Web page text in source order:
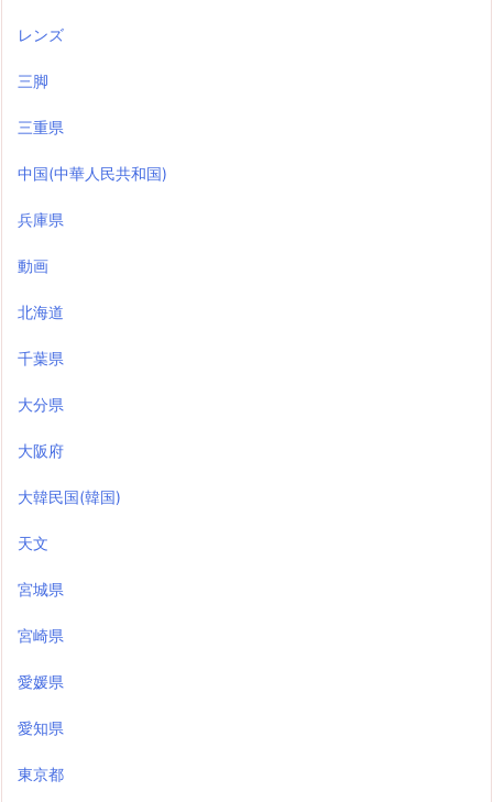
レンズ
三脚
三重県
中国(中華人民共和国)
兵庫県
動画
北海道
千葉県
大分県
大阪府
大韓民国(韓国)
天文
宮城県
宮崎県
愛媛県
愛知県
東京都